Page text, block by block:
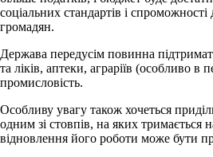
соціальних стандартів і
громадян.
Держава передусім повинна
та ліків, аптеки, аграріїв (особливо в
промисловість.
Особливу увагу також хочеться
одним зі стовпів, на яких тримається
відновлення його роботи може бути